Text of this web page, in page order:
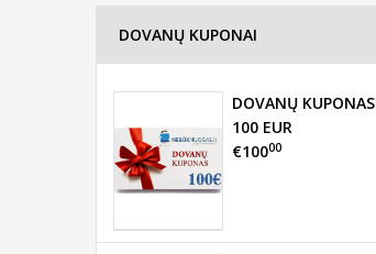
DOVANŲ KUPONAI
DOVANŲ KUPONAS
100 EUR
€10000